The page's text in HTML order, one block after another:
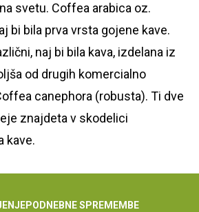
svetu. Coffea arabica oz.
bi bila prva vrsta gojene kave.
naj bi bila kava, izdelana iz
od drugih komercialno
canephora (robusta). Ti dve
znajdeta v skodelici
kave.
PODNEBNE SPREMEMBE